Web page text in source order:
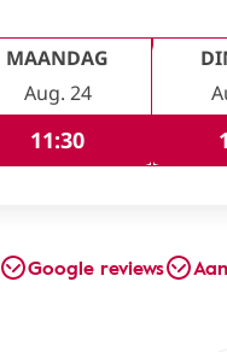
MAANDAG
Aug. 24
11:30
Google reviews